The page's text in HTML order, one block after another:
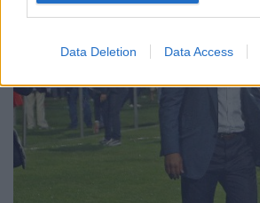
Data Deletion Data Access